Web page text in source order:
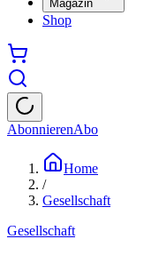
Magazin
Shop
AbonnierenAbo
Home
/
Gesellschaft
Gesellschaft